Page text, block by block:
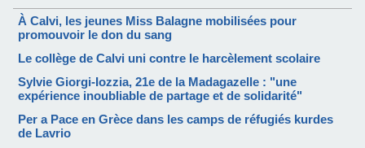
À Calvi, les jeunes Miss Balagne mobilisées pour
promouvoir le don du sang
Le collège de Calvi uni contre le harcèlement scolaire
Sylvie Giorgi-Iozzia, 21e de la Madagazelle : "une
expérience inoubliable de partage et de solidarité"
Per a Pace en Grèce dans les camps de réfugiés kurdes
de Lavrio